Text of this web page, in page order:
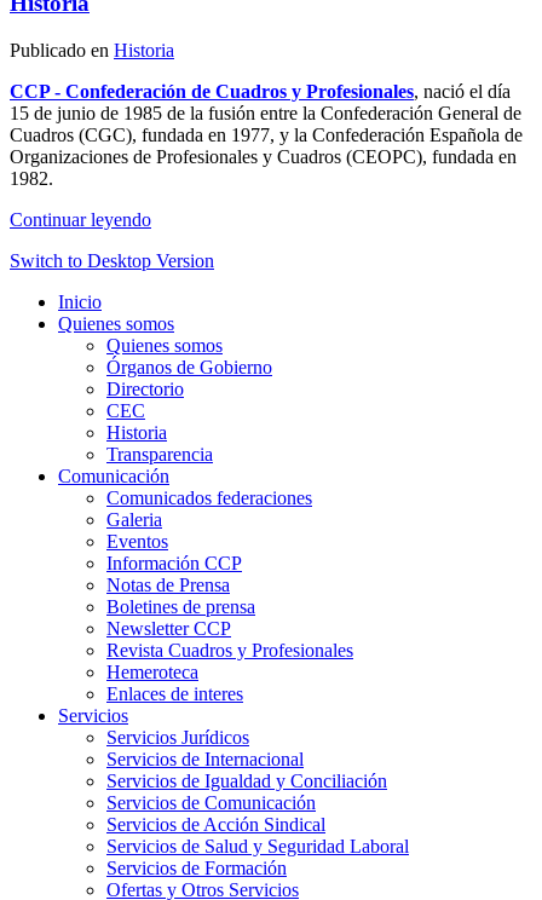
Publicado en Historia
CCP - Confederación de Cuadros y Profesionales, nació el día
15 de junio de 1985 de la fusión entre la Confederación General de
Cuadros (CGC), fundada en 1977, y la Confederación Española de
Organizaciones de Profesionales y Cuadros (CEOPC), fundada en
1982.
Continuar leyendo
Switch to Desktop Version
Inicio
Quienes somos
Quienes somos
Órganos de Gobierno
Directorio
CEC
Historia
Transparencia
Comunicación
Comunicados federaciones
Galeria
Eventos
Información CCP
Notas de Prensa
Boletines de prensa
Newsletter CCP
Revista Cuadros y Profesionales
Hemeroteca
Enlaces de interes
Servicios
Servicios Jurídicos
Servicios de Internacional
Servicios de Igualdad y Conciliación
Servicios de Comunicación
Servicios de Acción Sindical
Servicios de Salud y Seguridad Laboral
Servicios de Formación
Ofertas y Otros Servicios